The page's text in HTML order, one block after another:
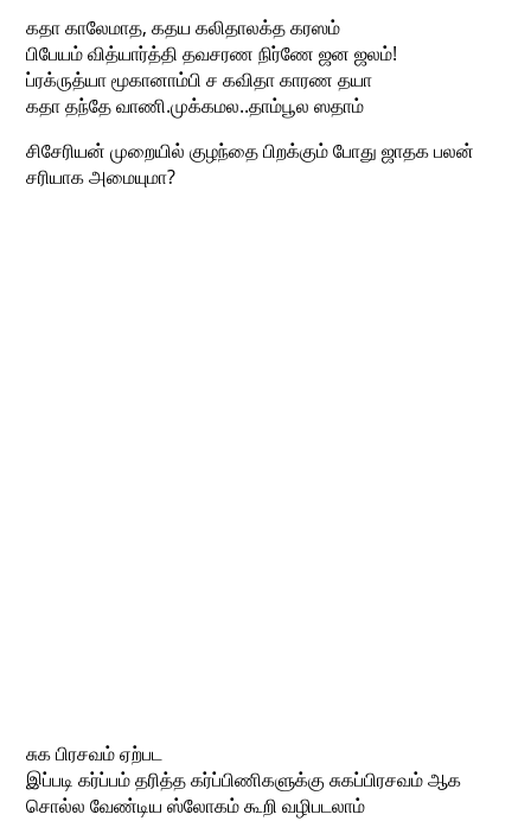
கதா காலேமாத, கதய கலிதாலக்த கரஸம்
பிபேயம் வித்யார்த்தி தவசரண நிர்ணே ஜன ஜலம்!
ப்ரக்ருத்யா மூகானாம்பி ச கவிதா காரண தயா
கதா தந்தே வாணி.முக்கமல..தாம்பூல ஸதாம்
சிசேரியன் முறையில் குழந்தை பிறக்கும் போது ஜாதக பலன்
சரியாக அமையுமா?
சுக பிரசவம் ஏற்பட
இப்படி கர்ப்பம் தரித்த கர்ப்பிணிகளுக்கு சுகப்பிரசவம் ஆக
சொல்ல வேண்டிய ஸ்லோகம் கூறி வழிபடலாம்